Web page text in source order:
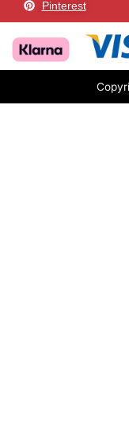
Pinterest